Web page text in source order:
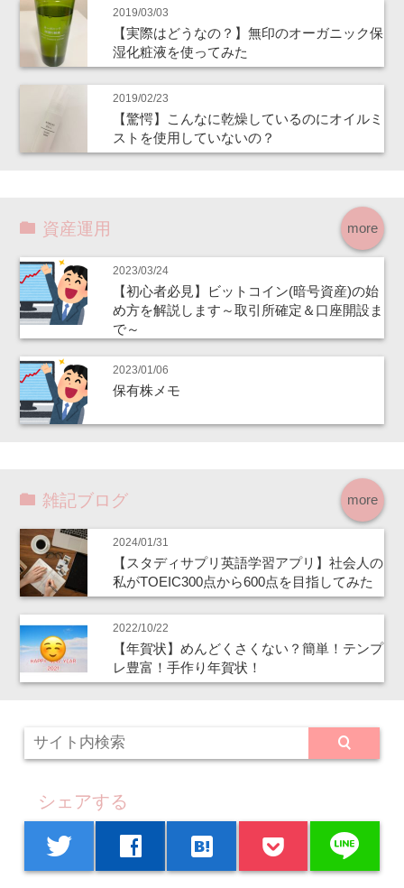
2019/03/03
【実際はどうなの？】無印のオーガニック保
湿化粧液を使ってみた
2019/02/23
【驚愕】こんなに乾燥しているのにオイルミ
ストを使用していないの？
more
資産運用
2023/03/24
【初心者必見】ビットコイン(暗号資産)の始
め方を解説します～取引所確定＆口座開設ま
で～
2023/01/06
保有株メモ
more
雑記ブログ
2024/01/31
【スタディサプリ英語学習アプリ】社会人の
私がTOEIC300点から600点を目指してみた
2022/10/22
【年賀状】めんどくさくない？簡単！テンプ
レ豊富！手作り年賀状！
シェアする
twitter facebook hatenabookmark line